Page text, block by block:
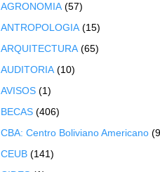
AGRONOMIA (57)
ANTROPOLOGIA (15)
ARQUITECTURA (65)
AUDITORIA (10)
AVISOS (1)
BECAS (406)
CBA: Centro Boliviano Americano
CEUB (141)